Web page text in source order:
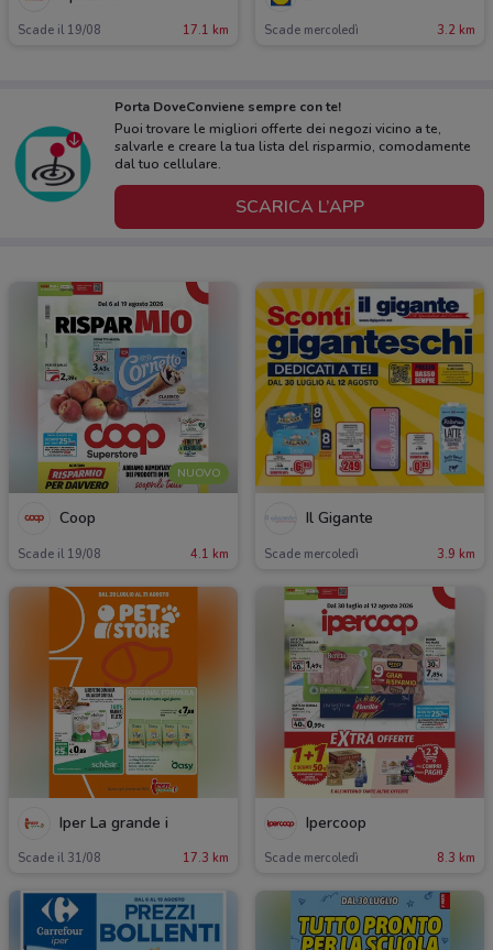
Scade il 19/08 17.1 km Scade mercoledì 3.2 km
Porta DoveConviene sempre con te!
Puoi trovare le migliori offerte dei negozi vicino a te,
salvarle e creare la tua lista del risparmio, comodamente
dal tuo cellulare.
SCARICA L’APP
NUOVO
Coop
Scade il 19/08 4.1 km
Il Gigante
Scade mercoledì 3.9 km
Iper La grande i
Scade il 31/08 17.3 km
Ipercoop
Scade mercoledì 8.3 km